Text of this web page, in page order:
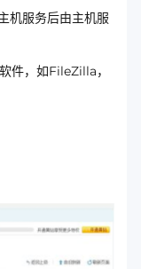
机服务后由主机服
件，如FileZilla，